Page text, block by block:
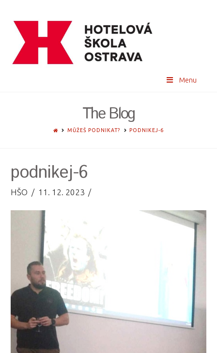
Menu
The Blog
HOMEMŮŽEŠ PODNIKAT? PODNIKEJ-6
podnikej-6
HŠO 11. 12. 2023